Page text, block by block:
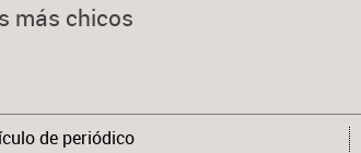
más chicos
de periódico